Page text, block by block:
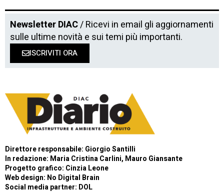
Newsletter DIAC/ Ricevi in email gli aggiornamenti
sulle ultime novità e sui temi più importanti.
ISCRIVITI ORA
Direttore responsabile: Giorgio Santilli
In redazione: Maria Cristina Carlini, Mauro Giansante
Progetto grafico: Cinzia Leone
Web design: No Digital Brain
Social media partner: DOL